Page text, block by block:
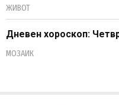
ЖИВОТ
Дневен хороскоп:
МОЗАИК